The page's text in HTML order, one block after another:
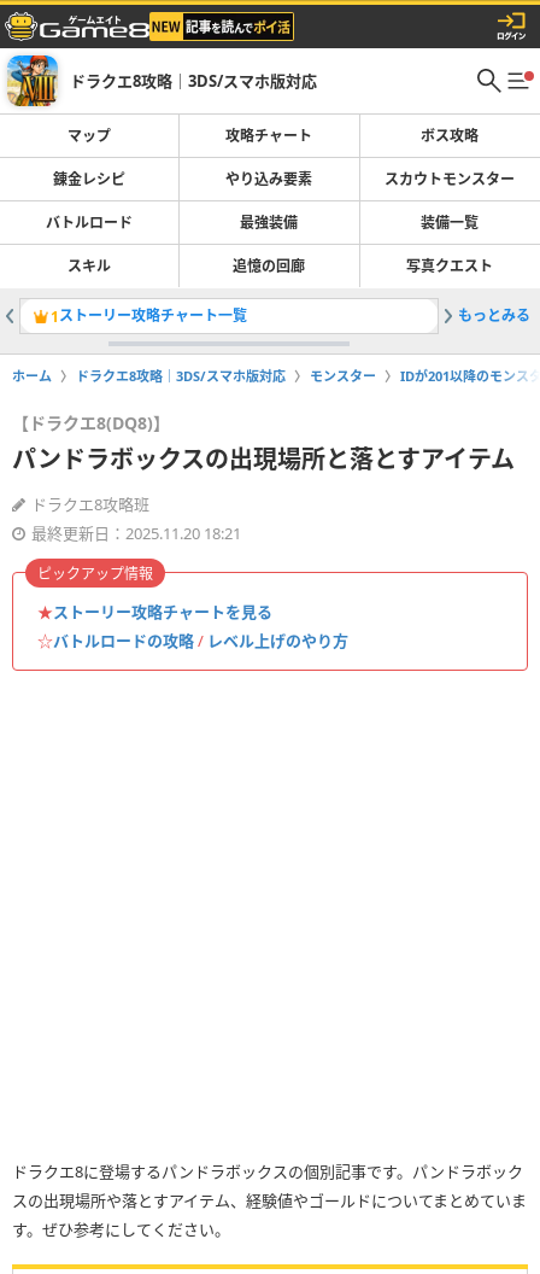
ドラクエ8攻略｜3DS/スマホ版対応
マップ 攻略チャート ボス攻略
錬金レシピ やり込み要素 スカウトモンスター
バトルロード 最強装備 装備一覧
スキル 追憶の回廊 写真クエスト
1ストーリー攻略チャート一覧 2おすす
もっとみる
ホーム ドラクエ8攻略｜3DS/スマホ版対応 モンスター IDが201以降のモンス
【ドラクエ8(DQ8)】
パンドラボックスの出現場所と落とすアイテム
ドラクエ8攻略班
最終更新日：2025.11.20 18:21
★ストーリー攻略チャートを見る
☆バトルロードの攻略/ レベル上げのやり方
ピックアップ情報
ドラクエ8に登場するパンドラボックスの個別記事です。パンドラボック
スの出現場所や落とすアイテム、経験値やゴールドについてまとめていま
す。ぜひ参考にしてください。